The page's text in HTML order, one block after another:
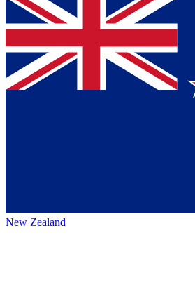
New Zealand